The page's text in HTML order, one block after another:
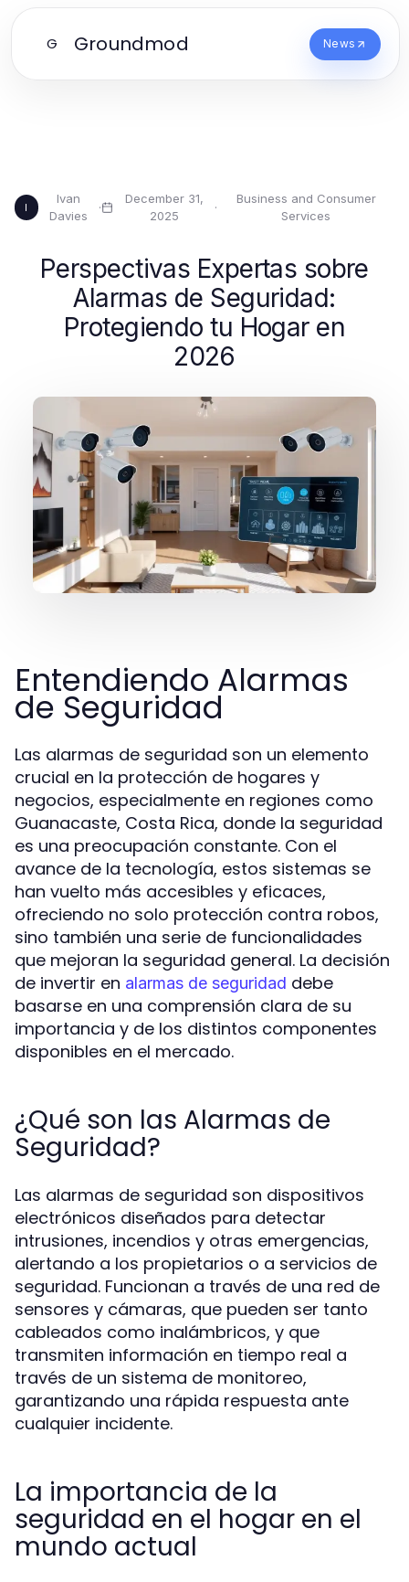
G Groundmod News
I
Ivan
Davies
·
December 31,
2025
·
Business and Consumer
Services
Perspectivas Expertas sobre
Alarmas de Seguridad:
Protegiendo tu Hogar en
2026
Entendiendo Alarmas
de Seguridad
Las alarmas de seguridad son un elemento
crucial en la protección de hogares y
negocios, especialmente en regiones como
Guanacaste, Costa Rica, donde la seguridad
es una preocupación constante. Con el
avance de la tecnología, estos sistemas se
han vuelto más accesibles y eficaces,
ofreciendo no solo protección contra robos,
sino también una serie de funcionalidades
que mejoran la seguridad general. La decisión
de invertir en alarmas de seguridad debe
basarse en una comprensión clara de su
importancia y de los distintos componentes
disponibles en el mercado.
¿Qué son las Alarmas de
Seguridad?
Las alarmas de seguridad son dispositivos
electrónicos diseñados para detectar
intrusiones, incendios y otras emergencias,
alertando a los propietarios o a servicios de
seguridad. Funcionan a través de una red de
sensores y cámaras, que pueden ser tanto
cableados como inalámbricos, y que
transmiten información en tiempo real a
través de un sistema de monitoreo,
garantizando una rápida respuesta ante
cualquier incidente.
La importancia de la
seguridad en el hogar en el
mundo actual